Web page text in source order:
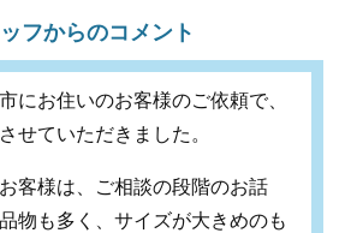
フからのコメント
にお住いのお客様のご依頼で、
せていただきました。
客様は、ご相談の段階のお話
物も多く、サイズが大きめのも